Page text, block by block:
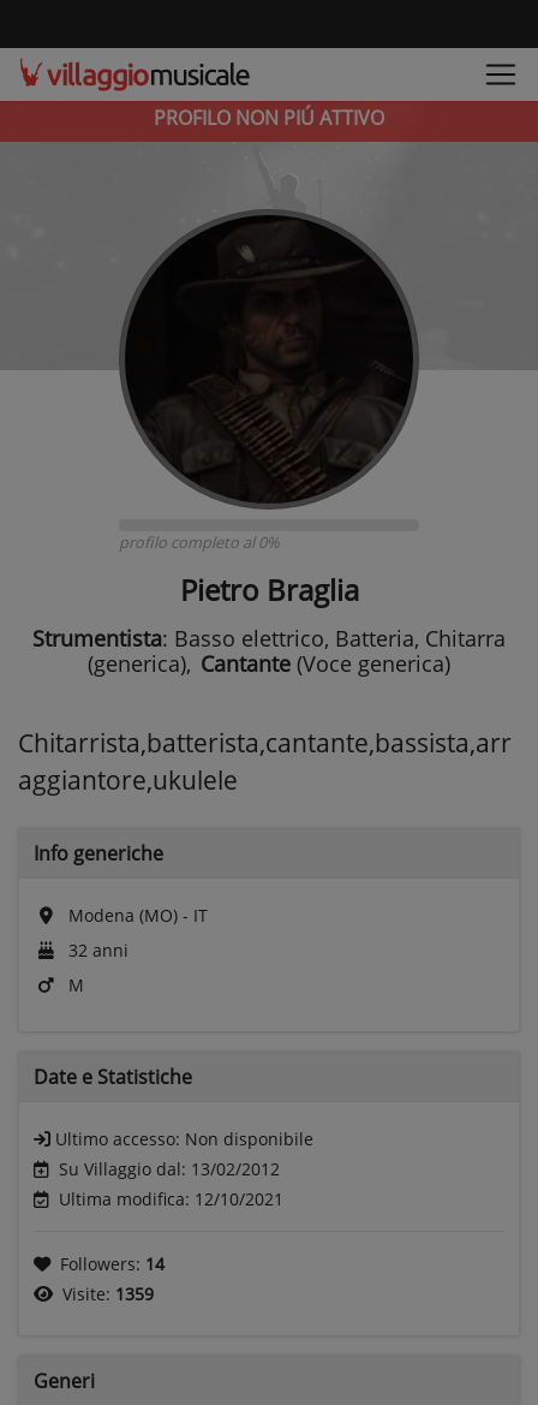
PROFILO NON PIÚ ATTIVO
profilo completo al 0%
Pietro Braglia
Strumentista: Basso elettrico, Batteria, Chitarra
(generica), Cantante (Voce generica)
Chitarrista,batterista,cantante,bassista,arr
aggiantore,ukulele
Info generiche
Modena (MO) - IT
32 anni
M
Date e Statistiche
Ultimo accesso: Non disponibile
Su Villaggio dal: 13/02/2012
Ultima modifica: 12/10/2021
Followers: 14
Visite: 1359
Generi